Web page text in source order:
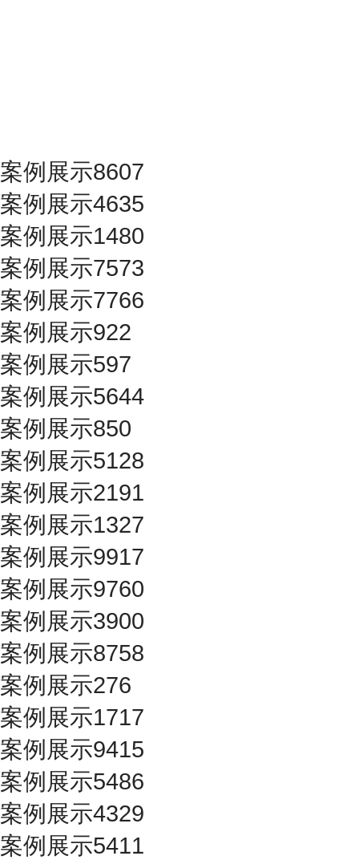
案例展示8607
案例展示4635
案例展示1480
案例展示7573
案例展示7766
案例展示922
案例展示597
案例展示5644
案例展示850
案例展示5128
案例展示2191
案例展示1327
案例展示9917
案例展示9760
案例展示3900
案例展示8758
案例展示276
案例展示1717
案例展示9415
案例展示5486
案例展示4329
案例展示5411